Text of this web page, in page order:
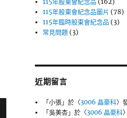
115年股東會紀念品 (162)
115年股東會紀念品圖片 (78)
115年臨時股東會紀念品 (3)
常見問題 (3)
近期留言
「小張」於〈3006 晶豪科〉
「吳美杏」於〈3006 晶豪科